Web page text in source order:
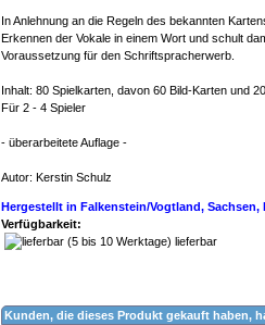
In Anlehnung an die Regeln des bekannten
Erkennen der Vokale in einem Wort und schult
Voraussetzung für den Schriftspracherwerb.
Inhalt: 80 Spielkarten, davon 60 Bild-Karten und
Für 2 - 4 Spieler
- überarbeitete Auflage -
Autor: Kerstin Schulz
Hergestellt in Falkenstein/Vogtland, Sachsen,
Verfügbarkeit:
lieferbar
Kunden, die dieses Produkt gekauft haben,